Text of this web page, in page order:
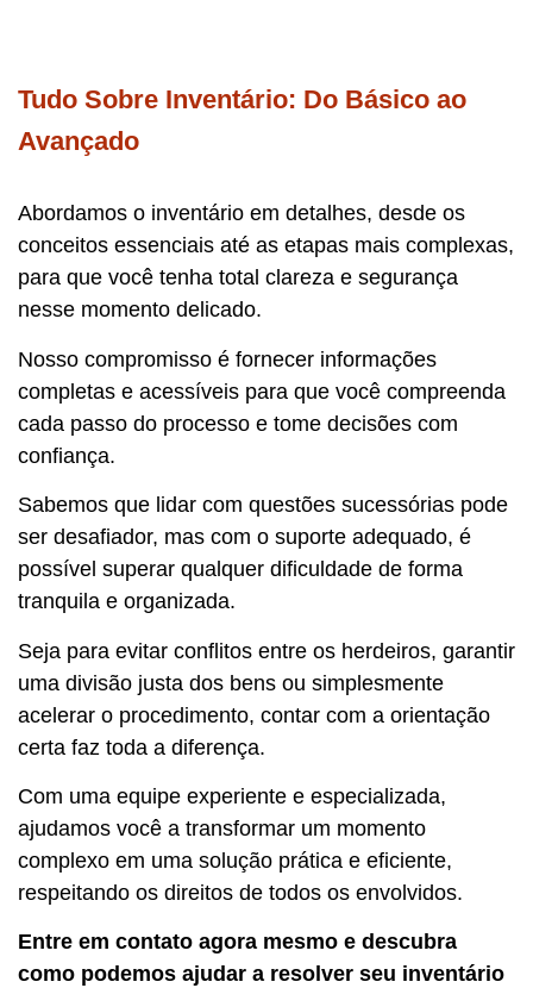
Tudo Sobre Inventário: Do Básico ao
Avançado
Abordamos o inventário em detalhes, desde os
conceitos essenciais até as etapas mais complexas,
para que você tenha total clareza e segurança
nesse momento delicado.
Nosso compromisso é fornecer informações
completas e acessíveis para que você compreenda
cada passo do processo e tome decisões com
confiança.
Sabemos que lidar com questões sucessórias pode
ser desafiador, mas com o suporte adequado, é
possível superar qualquer dificuldade de forma
tranquila e organizada.
Seja para evitar conflitos entre os herdeiros, garantir
uma divisão justa dos bens ou simplesmente
acelerar o procedimento, contar com a orientação
certa faz toda a diferença.
Com uma equipe experiente e especializada,
ajudamos você a transformar um momento
complexo em uma solução prática e eficiente,
respeitando os direitos de todos os envolvidos.
Entre em contato agora mesmo e descubra
como podemos ajudar a resolver seu inventário